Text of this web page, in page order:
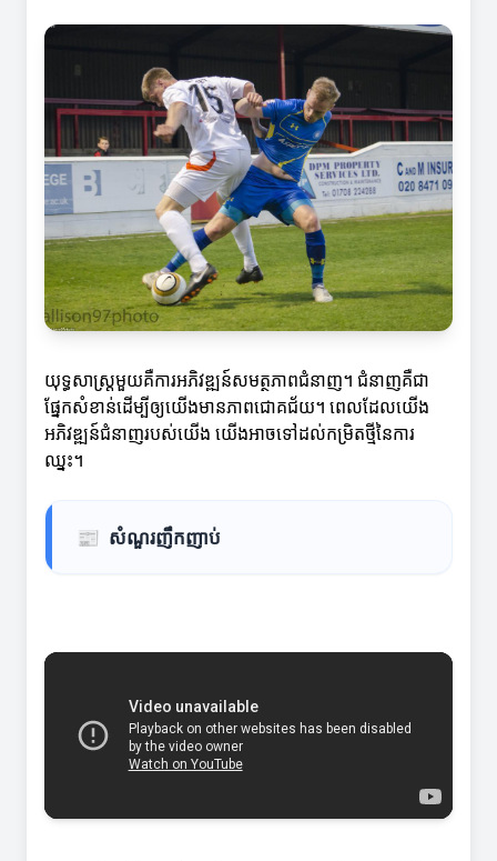
យុទ្ធសាស្ត្រមួយគឺការអភិវឌ្ឍន៍សមត្ថភាពជំនាញ។ ជំនាញគឺជា
ផ្នែកសំខាន់ដើម្បីឲ្យយើងមានភាពជោគជ័យ។ ពេលដែលយើង
អភិវឌ្ឍន៍ជំនាញរបស់យើង យើងអាចទៅដល់កម្រិតថ្មីនៃការ
ឈ្នះ។
📰 សំណួរញឹកញាប់